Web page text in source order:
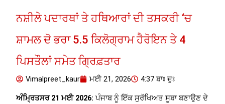
ਨਸ਼ੀਲੇ ਪਦਾਰਥਾਂ ਤੇ ਹਥਿਆਰਾਂ ਦੀ ਤਸਕਰੀ ‘ਚ
ਸ਼ਾਮਲ ਦੋ ਭਰਾ 5.5 ਕਿਲੋਗ੍ਰਾਮ ਹੈਰੋਇਨ ਤੇ 4
ਪਿਸਤੌਲਾਂ ਸਮੇਤ ਗ੍ਰਿਫ਼ਤਾਰ
Vimalpreet_kaur ਮਈ 21, 2026 4:37 ਬਾਃ ਦੁਃ
ਅੰਮ੍ਰਿਤਸਰ 21 ਮਈ 2026: ਪੰਜਾਬ ਨੂੰ ਇੱਕ ਸੁਰੱਖਿਅਤ ਸੂਬਾ ਬਣਾਉਣ ਦੇ